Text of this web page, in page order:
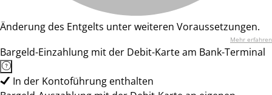
Änderung des Entgelts unter weiteren Voraussetzungen.
Mehr erfahren
Bargeld-Einzahlung mit der Debit-Karte am Bank-Terminal
In der Kontoführung enthalten